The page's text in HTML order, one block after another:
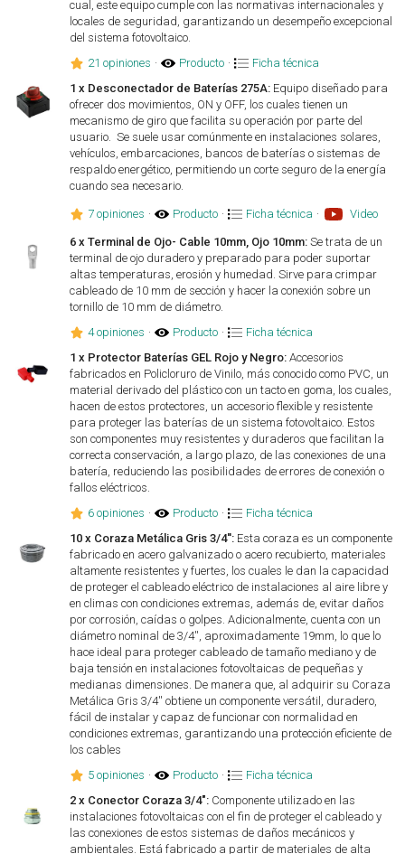
cual, este equipo cumple con las normativas internacionales y
locales de seguridad, garantizando un desempeño excepcional
del sistema fotovoltaico.
21 opiniones · Producto ·
Ficha técnica
1 x Desconectador de Baterías 275A: Equipo diseñado para
ofrecer dos movimientos, ON y OFF, los cuales tienen un
mecanismo de giro que facilita su operación por parte del
usuario. Se suele usar comúnmente en instalaciones solares,
vehículos, embarcaciones, bancos de baterías o sistemas de
respaldo energético, permitiendo un corte seguro de la energía
cuando sea necesario.
7 opiniones · Producto · Ficha técnica · Video
6 x Terminal de Ojo- Cable 10mm, Ojo 10mm: Se trata de un
terminal de ojo duradero y preparado para poder suportar
altas temperaturas, erosión y humedad. Sirve para crimpar
cableado de 10 mm de sección y hacer la conexión sobre un
tornillo de 10 mm de diámetro.
4 opiniones · Producto ·
Ficha técnica
1 x Protector Baterías GEL Rojo y Negro: Accesorios
fabricados en Policloruro de Vinilo, más conocido como PVC, un
material derivado del plástico con un tacto en goma, los cuales,
hacen de estos protectores, un accesorio flexible y resistente
para proteger las baterías de un sistema fotovoltaico. Estos
son componentes muy resistentes y duraderos que facilitan la
correcta conservación, a largo plazo, de las conexiones de una
batería, reduciendo las posibilidades de errores de conexión o
fallos eléctricos.
6 opiniones · Producto ·
Ficha técnica
10 x Coraza Metálica Gris 3/4'': Esta coraza es un componente
fabricado en acero galvanizado o acero recubierto, materiales
altamente resistentes y fuertes, los cuales le dan la capacidad
de proteger el cableado eléctrico de instalaciones al aire libre y
en climas con condiciones extremas, además de, evitar daños
por corrosión, caídas o golpes. Adicionalmente, cuenta con un
diámetro nominal de 3/4'', aproximadamente 19mm, lo que lo
hace ideal para proteger cableado de tamaño mediano y de
baja tensión en instalaciones fotovoltaicas de pequeñas y
medianas dimensiones. De manera que, al adquirir su Coraza
Metálica Gris 3/4'' obtiene un componente versátil, duradero,
fácil de instalar y capaz de funcionar con normalidad en
condiciones extremas, garantizando una protección eficiente de
los cables
5 opiniones · Producto ·
Ficha técnica
2 x Conector Coraza 3/4": Componente utilizado en las
instalaciones fotovoltaicas con el fin de proteger el cableado y
las conexiones de estos sistemas de daños mecánicos y
ambientales. Está fabricado a partir de materiales de alta